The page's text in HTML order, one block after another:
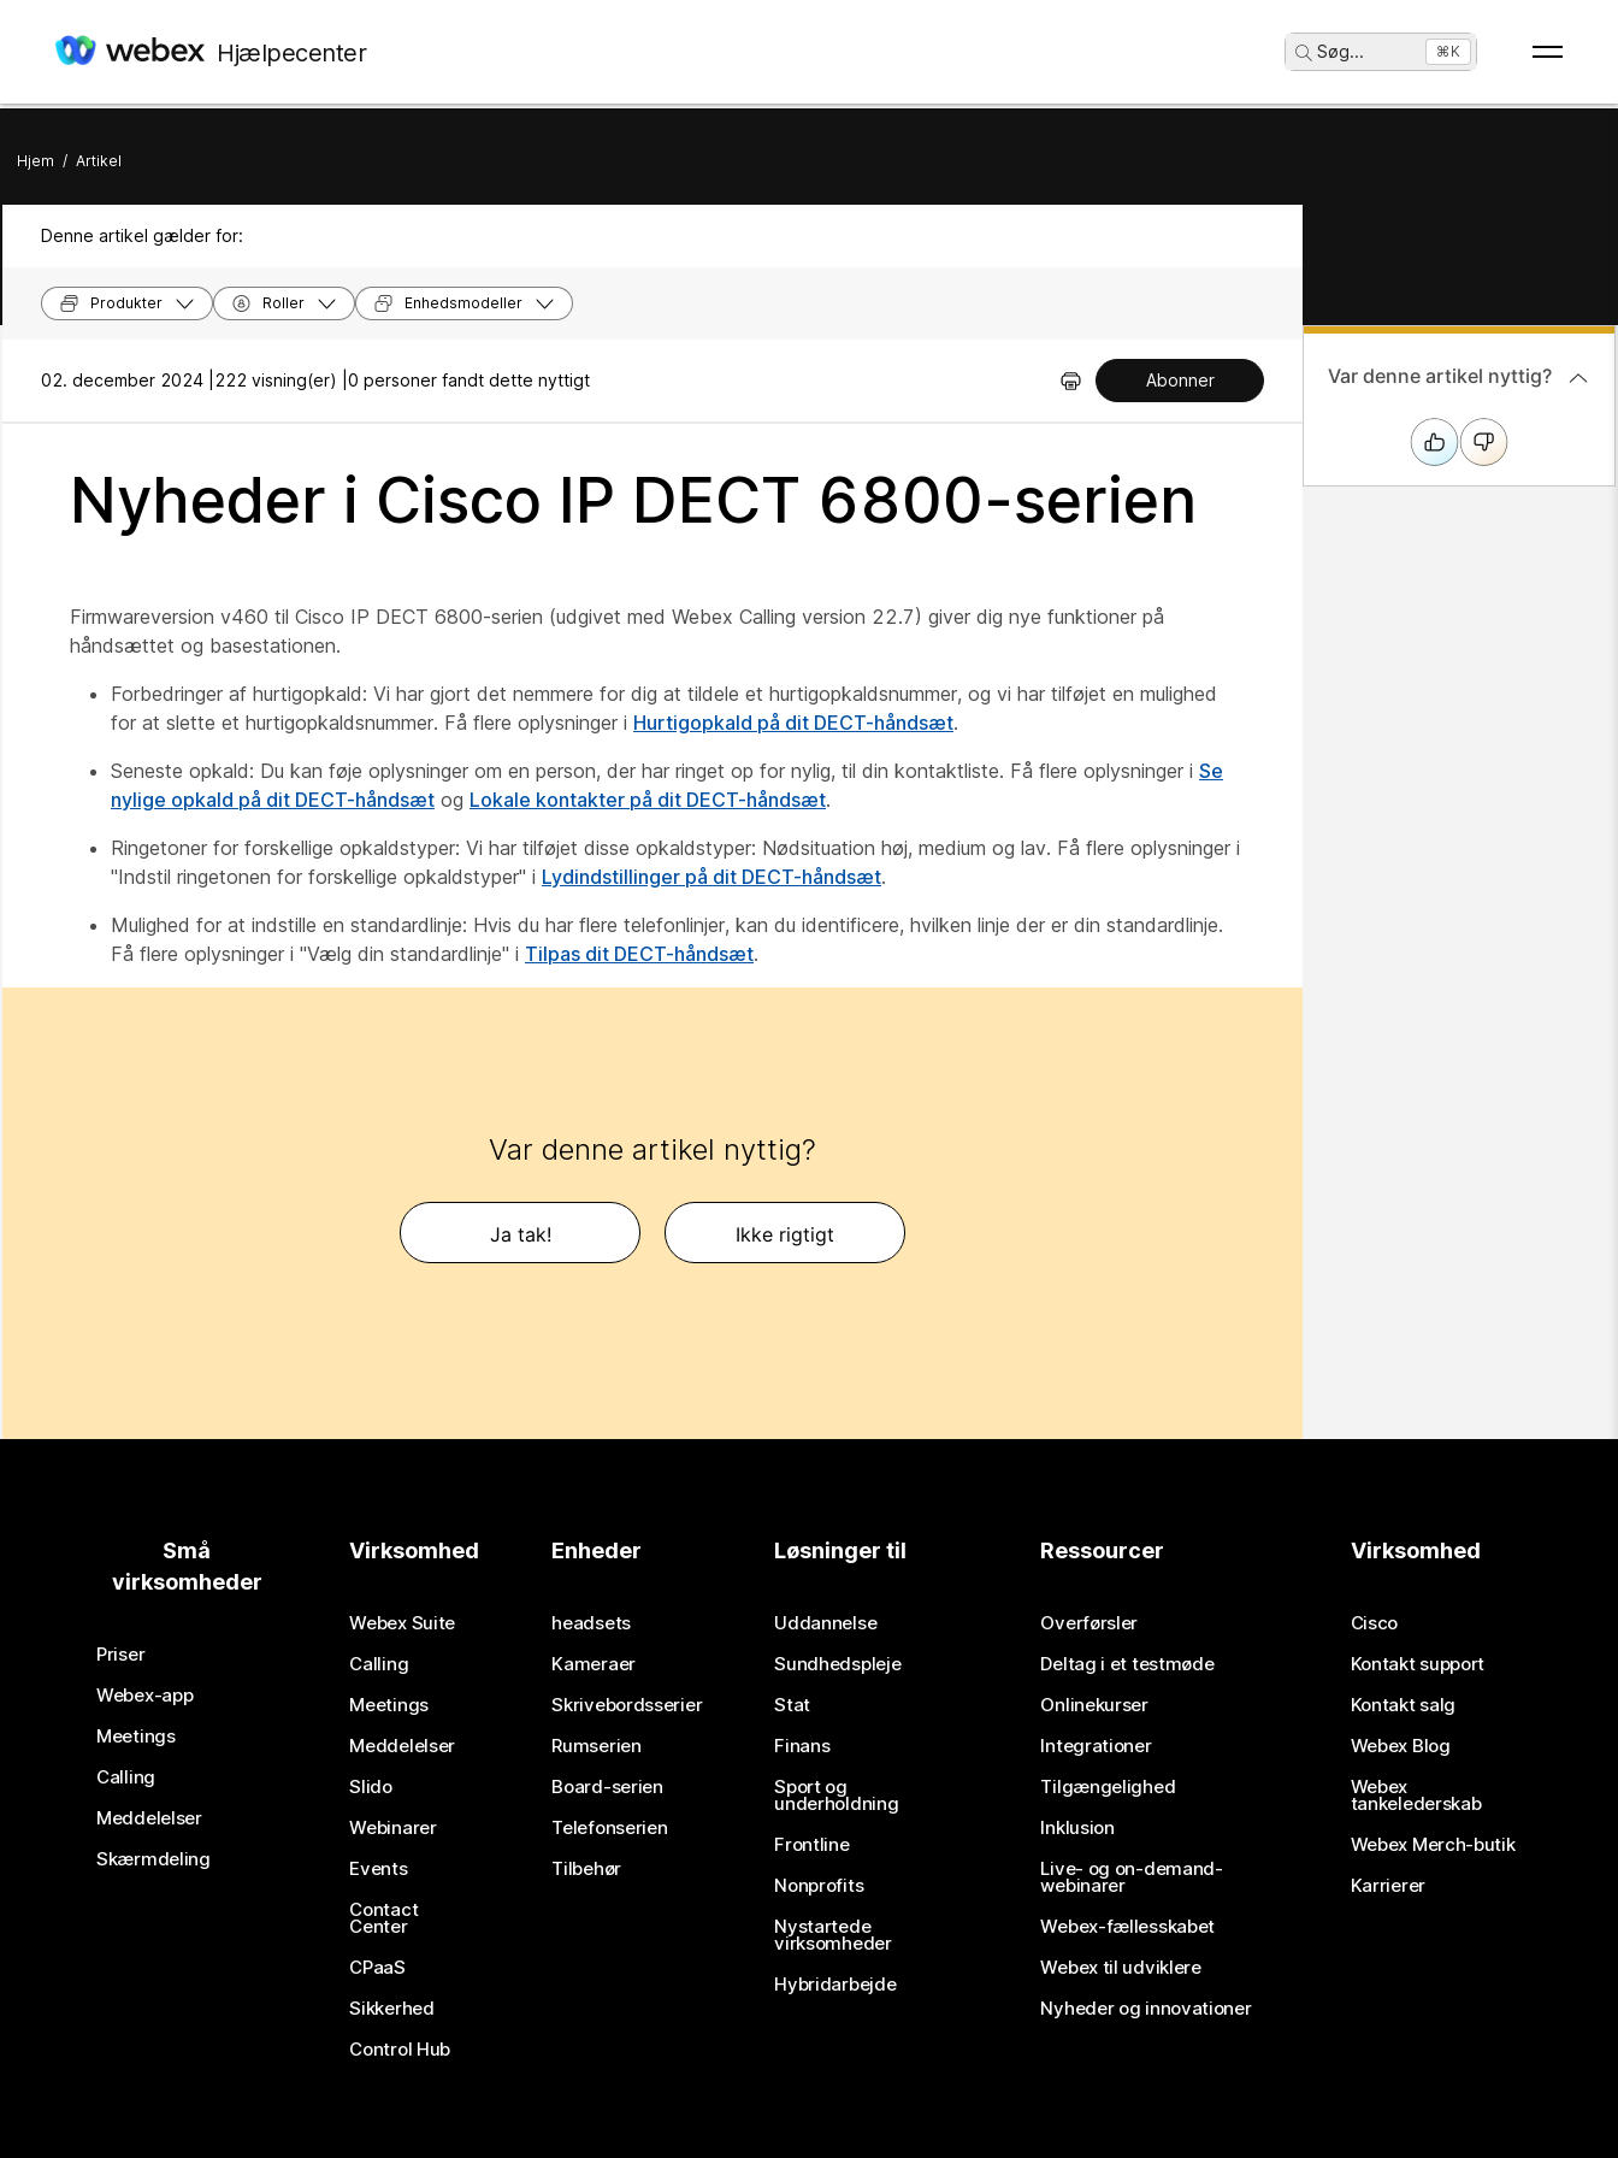
Hjælpecenter Søg... ⌘K
Hjem / Artikel
Denne artikel gælder for:
Produkter Roller Enhedsmodeller
02. december 2024 | 222 visning(er) | 0 personer fandt dette nyttigt Abonner
Nyheder i Cisco IP DECT 6800-serien
Firmwareversion v460 til Cisco IP DECT 6800-serien (udgivet med Webex Calling version 22.7) giver dig nye funktioner på
håndsættet og basestationen.
Forbedringer af hurtigopkald: Vi har gjort det nemmere for dig at tildele et hurtigopkaldsnummer, og vi har tilføjet en mulighed
for at slette et hurtigopkaldsnummer. Få flere oplysninger i Hurtigopkald på dit DECT-håndsæt.
Seneste opkald: Du kan føje oplysninger om en person, der har ringet op for nylig, til din kontaktliste. Få flere oplysninger i Se
nylige opkald på dit DECT-håndsæt og Lokale kontakter på dit DECT-håndsæt.
Ringetoner for forskellige opkaldstyper: Vi har tilføjet disse opkaldstyper: Nødsituation høj, medium og lav. Få flere oplysninger i
"Indstil ringetonen for forskellige opkaldstyper" i Lydindstillinger på dit DECT-håndsæt.
Mulighed for at indstille en standardlinje: Hvis du har flere telefonlinjer, kan du identificere, hvilken linje der er din standardlinje.
Få flere oplysninger i "Vælg din standardlinje" i Tilpas dit DECT-håndsæt.
Var denne artikel nyttig?
Ja tak! Ikke rigtigt
Var denne artikel nyttig?
Små
virksomheder
Priser
Webex-app
Meetings
Calling
Meddelelser
Skærmdeling
Virksomhed
Webex Suite
Calling
Meetings
Meddelelser
Slido
Webinarer
Events
Contact
Center
CPaaS
Sikkerhed
Control Hub
Enheder
headsets
Kameraer
Skrivebordsserier
Rumserien
Board-serien
Telefonserien
Tilbehør
Løsninger til
Uddannelse
Sundhedspleje
Stat
Finans
Sport og
underholdning
Frontline
Nonprofits
Nystartede
virksomheder
Hybridarbejde
Ressourcer
Overførsler
Deltag i et testmøde
Onlinekurser
Integrationer
Tilgængelighed
Inklusion
Live- og on-demand-
webinarer
Webex-fællesskabet
Webex til udviklere
Nyheder og innovationer
Virksomhed
Cisco
Kontakt support
Kontakt salg
Webex Blog
Webex
tankelederskab
Webex Merch-butik
Karrierer